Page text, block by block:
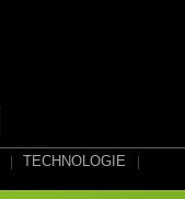
TECHNOLOGIE